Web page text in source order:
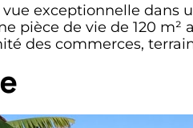
exceptionnelle dans
pièce de vie de 120
des commerces,